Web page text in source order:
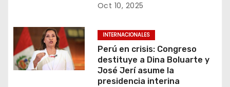
s
Oct 10, 2025
INTERNACIONALES
Perú en crisis: Congreso
destituye a Dina Boluarte y
José Jerí asume la
presidencia interina